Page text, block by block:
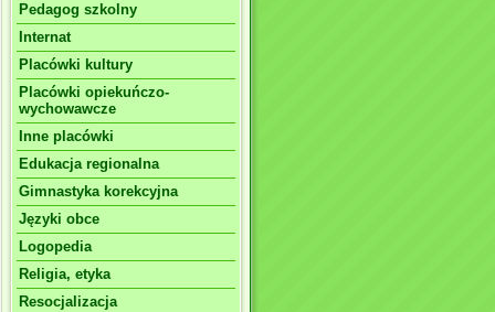
Pedagog szkolny
Internat
Placówki kultury
Placówki opiekuńczo-
wychowawcze
Inne placówki
Edukacja regionalna
Gimnastyka korekcyjna
Języki obce
Logopedia
Religia, etyka
Resocjalizacja